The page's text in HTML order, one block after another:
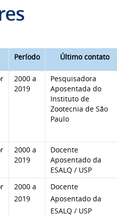
Período Último contato
2000 a
2019
Pesquisadora
Aposentada do
Instituto de
Zootecnia de São
Paulo
2000 a
2019
Docente
Aposentado da
ESALQ / USP
2000 a
2019
Docente
Aposentado da
ESALQ / USP